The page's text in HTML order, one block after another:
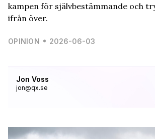
Jon Voss
jon@qx.se
kampen för självbestämmande och
ifrån över.
OPINION 2026-06-03